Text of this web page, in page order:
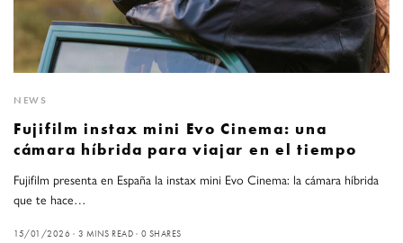
NEWS
Fujifilm instax mini Evo Cinema: una
cámara híbrida para viajar en el tiempo
Fujifilm presenta en España la instax mini Evo Cinema: la cámara híbrida
que te hace…
15/01/2026 3 MINS READ 0 SHARES